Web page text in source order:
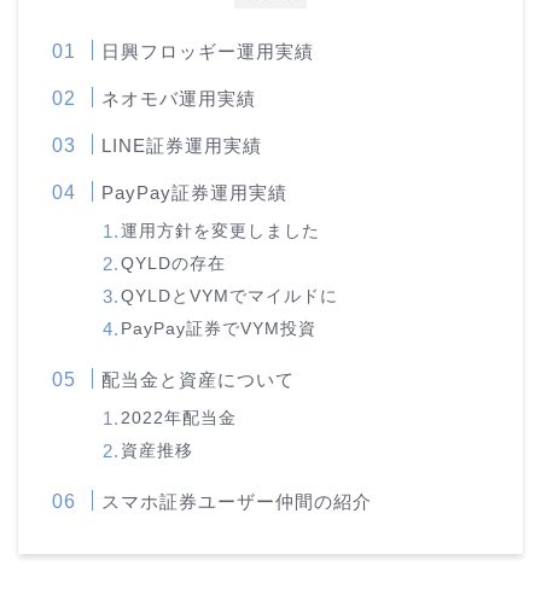
日興フロッギー運用実績
ネオモバ運用実績
LINE証券運用実績
PayPay証券運用実績
運用方針を変更しました
QYLDの存在
QYLDとVYMでマイルドに
PayPay証券でVYM投資
配当金と資産について
2022年配当金
資産推移
スマホ証券ユーザー仲間の紹介